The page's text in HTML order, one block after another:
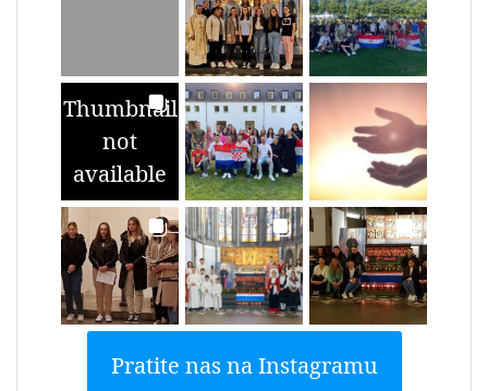
Thumbnail
not
available
Pratite nas na Instagramu